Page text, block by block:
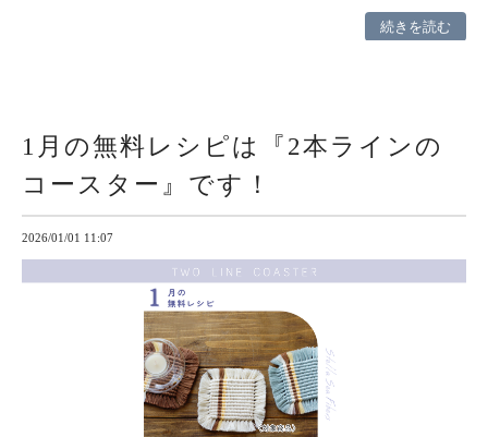
続きを読む
1月の無料レシピは『2本ラインの
コースター』です！
2026/01/01 11:07